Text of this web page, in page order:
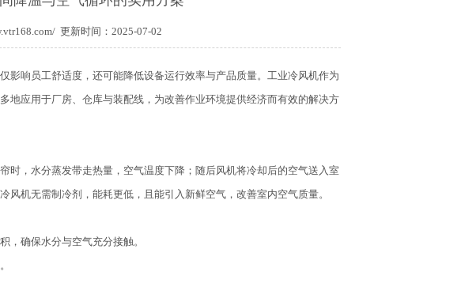
更新时间：2025-07-02
影响员工舒适度，还可能降低设备运行效率与产品质量。工业冷风机作为
地应用于厂房、仓库与装配线，为改善作业环境提供经济而有效的解决方
时，水分蒸发带走热量，空气温度下降；随后风机将冷却后的空气送入室
机无需制冷剂，能耗更低，且能引入新鲜空气，改善室内空气质量。
，确保水分与空气充分接触。